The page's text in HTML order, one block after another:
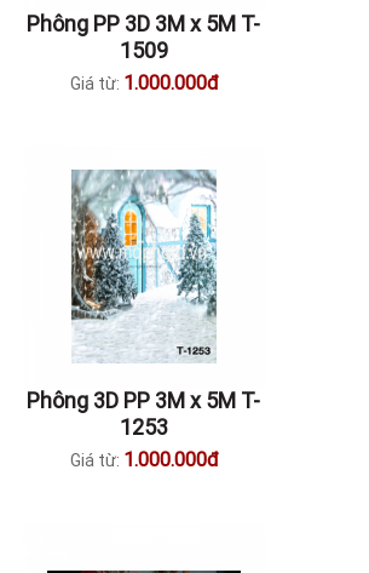
Phông PP 3D 3M x 5M T-
1509
Giá từ: 1.000.000đ
Phông 3D PP 3M x 5M T-
1253
Giá từ: 1.000.000đ